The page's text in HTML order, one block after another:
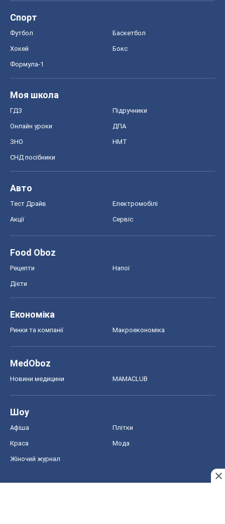
Спорт
Футбол Баскетбол
Хокей Бокс
Формула-1
Моя школа
ГДЗ Підручники
Онлайн уроки ДПА
ЗНО НМТ
СНД посібники
Авто
Тест Драйв Електромобілі
Акції Сервіс
Food Oboz
Рецепти Напої
Дієти
Економіка
Ринки та компанії Макроекономіка
MedOboz
Новини медицини MAMACLUB
Шоу
Афіша Плітки
Краса Мода
Жіночий журнал